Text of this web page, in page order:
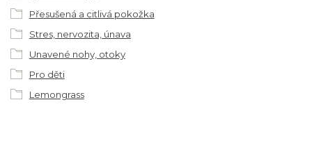
Přesušená a citlivá pokožka
Stres, nervozita, únava
Unavené nohy, otoky
Pro děti
Lemongrass